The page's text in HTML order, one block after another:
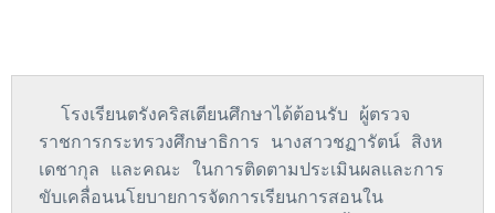
ราชการกระทรวงศึกษาธิการ นางสาวชฏารัตน์ สิงห
เดชากุล และคณะ ในการติดตามประเมินผลและการ
ขับเคลื่อนนโยบายการจัดการเรียนการสอนใน